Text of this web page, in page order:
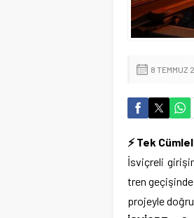
8 TEMMUZ
⚡ Tek
İsviçreli
tren geçişinde
projeyle